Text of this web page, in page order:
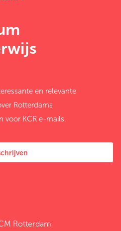
en relevante
Rotterdams
voor KCR e-mails.
Rotterdam